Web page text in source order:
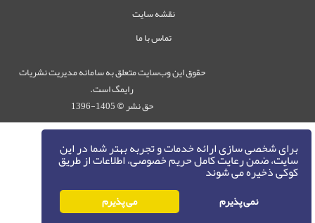
برای شخصی سازی ارائه خدمات و تجربه بهتر شما در این
سایت، ضمن رعایت کامل حریم خصوصی، اطلاعات از طریق
کوکی ذخیره می شوند
نمی پذیرم می پذیرم
نقشه سایت
تماس با ما
حقوق این وب‌سایت متعلق به سامانه مدیریت نشریات
رایمگ است.
حق نشر ©
1405-1396